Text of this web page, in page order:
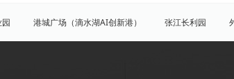
港城广场（滴水湖AI创新港） 张江长利园
科技园 展想中心 创晶科技中心（创新晶体）